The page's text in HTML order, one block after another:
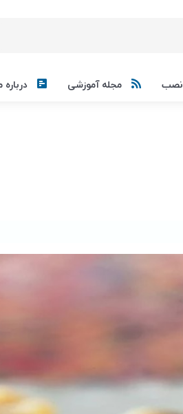
مجله آموزشی درباره